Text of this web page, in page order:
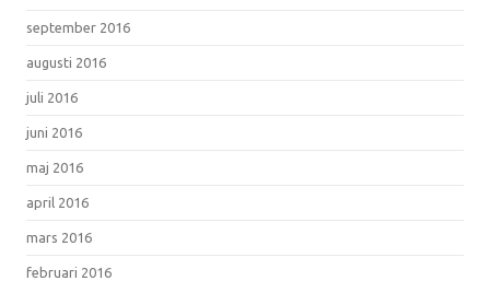
september 2016
augusti 2016
juli 2016
juni 2016
maj 2016
april 2016
mars 2016
februari 2016